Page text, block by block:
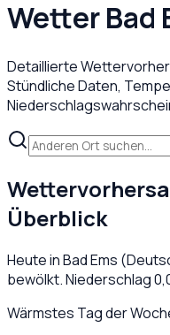
WetterBad
Detaillierte
Stündliche Daten,
Überblick
Heute inBad Ems (
bewölkt. Niederschlag
Wärmstes Tag der